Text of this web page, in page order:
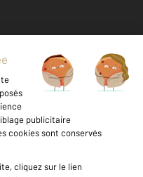
d'honoraires